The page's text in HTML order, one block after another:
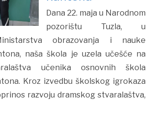
Dana 22. maja u Narodnom
pozorištu Tuzla, u
obrazovanja i nauke
naša škola je uzela učešće na
učenika osnovnih škola
Kroz izvedbu školskog igrokaza
razvoju dramskog stvaralaštva,